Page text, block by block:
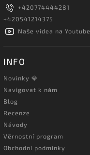
+420774444281
+420541214375
Naše videa na Youtube
INFO
Novinky 💎
Navigovat k nám
Blog
Recenze
Návody
Věrnostní program
Obchodní podmínky